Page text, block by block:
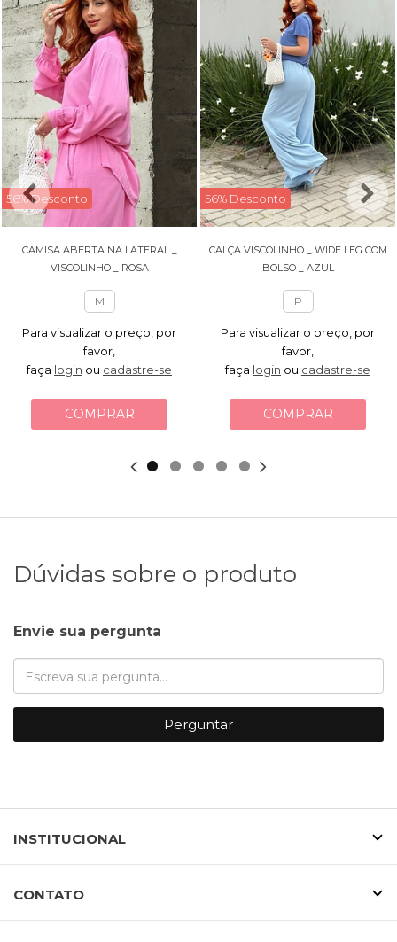
56% Desconto
CAMISA ABERTA NA LATERAL _
VISCOLINHO _ ROSA
M
Para visualizar o preço, por
favor,
faça login ou cadastre-se
COMPRAR
56% Desconto
CALÇA VISCOLINHO _ WIDE LEG COM
BOLSO _ AZUL
P
Para visualizar o preço, por
favor,
faça login ou cadastre-se
COMPRAR
Dúvidas sobre o produto
Envie sua pergunta
Perguntar
INSTITUCIONAL
CONTATO